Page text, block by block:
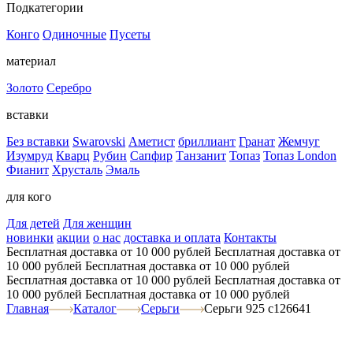
Подкатегории
Конго Одиночные Пусеты
материал
Золото Серебро
вставки
Без вставки Swarovski Аметист бриллиант Гранат Жемчуг
Изумруд Кварц Рубин Сапфир Танзанит Топаз Топаз London
Фианит Хрусталь Эмаль
для кого
Для детей Для женщин
новинки акции о нас доставка и оплата Контакты
Бесплатная доставка от 10 000 рублей Бесплатная доставка от
10 000 рублей Бесплатная доставка от 10 000 рублей
Бесплатная доставка от 10 000 рублей Бесплатная доставка от
10 000 рублей Бесплатная доставка от 10 000 рублей
Главная
Каталог Серьги Серьги 925 с126641